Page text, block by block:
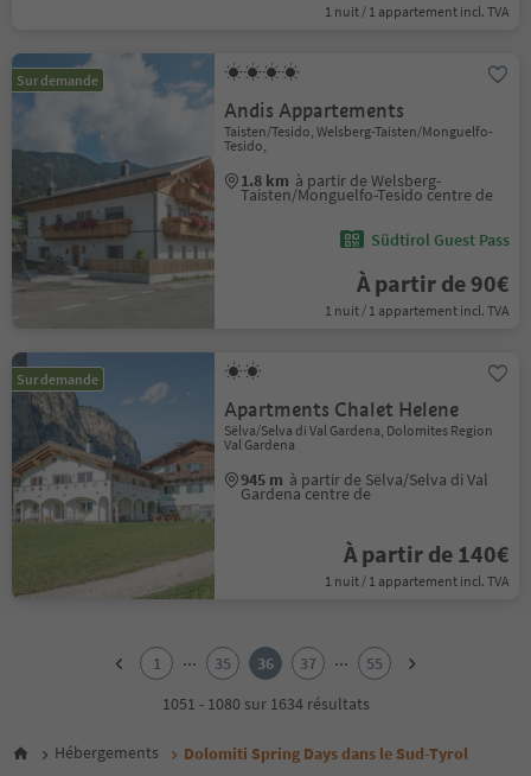
1 nuit / 1 appartement incl. TVA
Sur demande
Andis Appartements
Taisten/Tesido, Welsberg-Taisten/Monguelfo-
Tesido,
1.8 km à partir de Welsberg-
Taisten/Monguelfo-Tesido centre de
Südtirol Guest Pass
À partir de 90€
1 nuit / 1 appartement incl. TVA
Sur demande
Apartments Chalet Helene
Sëlva/Selva di Val Gardena, Dolomites Region
Val Gardena
945 m à partir de Sëlva/Selva di Val
Gardena centre de
À partir de 140€
1 nuit / 1 appartement incl. TVA
6
1 ... 35 36 37 ...
55
1051 - 1080 sur 1634 résultats
Hébergements Dolomiti Spring Days dans le Sud-Tyrol